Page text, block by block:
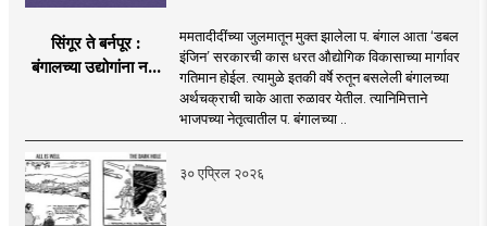
सिंगूर ते बर्नपूर :
बंगालच्या उद्योगांना नवी
ममतादीदींच्या जुलमातून मुक्त झालेला प. बंगाल आता ‘डबल
इंजिन’ सरकारची कास धरत औद्योगिक विकासाच्या मार्गावर
गतिमान होईल. त्यामुळे इतकी वर्षे रुतून बसलेली बंगालच्या
अर्थचक्राची चाके आता रुळावर येतील. त्यानिमित्ताने
भाजपच्या नेतृत्वातील प. बंगालच्या ..
३० एप्रिल २०२६